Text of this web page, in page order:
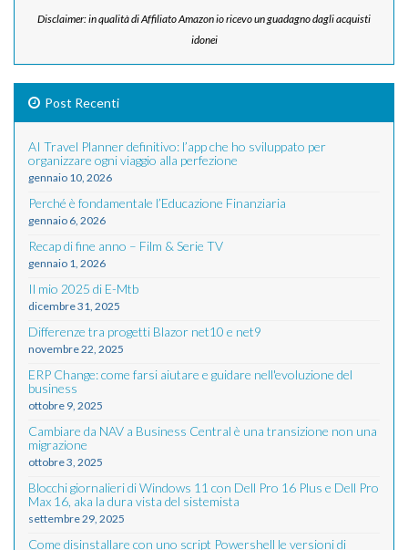
Disclaimer: in qualità di Affiliato Amazon io ricevo un guadagno dagli acquisti
idonei
Post Recenti
AI Travel Planner definitivo: l’app che ho sviluppato per
organizzare ogni viaggio alla perfezione
gennaio 10, 2026
Perché è fondamentale l’Educazione Finanziaria
gennaio 6, 2026
Recap di fine anno – Film & Serie TV
gennaio 1, 2026
Il mio 2025 di E-Mtb
dicembre 31, 2025
Differenze tra progetti Blazor net10 e net9
novembre 22, 2025
ERP Change: come farsi aiutare e guidare nell'evoluzione del
business
ottobre 9, 2025
Cambiare da NAV a Business Central è una transizione non una
migrazione
ottobre 3, 2025
Blocchi giornalieri di Windows 11 con Dell Pro 16 Plus e Dell Pro
Max 16, aka la dura vista del sistemista
settembre 29, 2025
Come disinstallare con uno script Powershell le versioni di